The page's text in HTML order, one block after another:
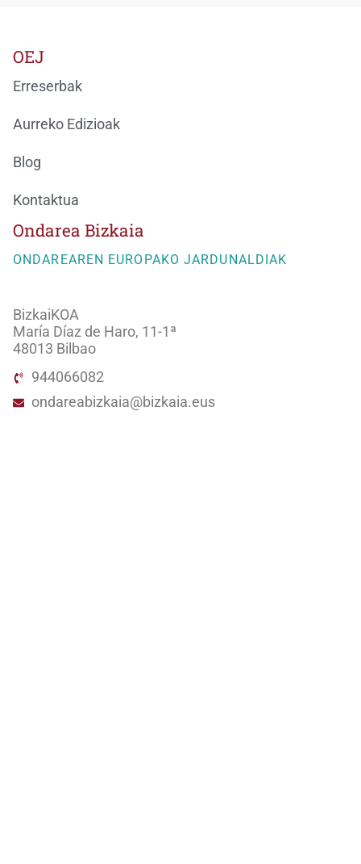
Ondarea Bizkaia
ONDAREAREN EUROPAKO JARDUNALDIAK
BizkaiKOA
María Díaz de Haro, 11-1ª
48013 Bilbao
944066082
ondareabizkaia@bizkaia.eus
OEJ
Erreserbak
Aurreko Edizioak
Blog
Kontaktua